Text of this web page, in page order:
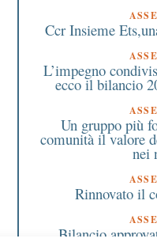
In provincia di
aumenta la natalità,
se di poco. I dati
Ccr Insieme
L’impegno
ecco il bilancio
Un gruppo più
comunità il valore
nei
Rinnovato il
Bilancio